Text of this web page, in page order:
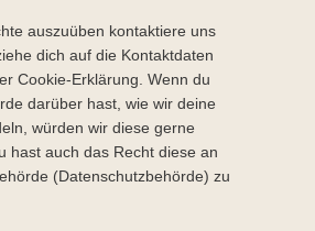
auszuüben kontaktiere uns
dich auf die Kontaktdaten
Cookie-Erklärung. Wenn du
darüber hast, wie wir deine
würden wir diese gerne
hast auch das Recht diese an
(Datenschutzbehörde) zu